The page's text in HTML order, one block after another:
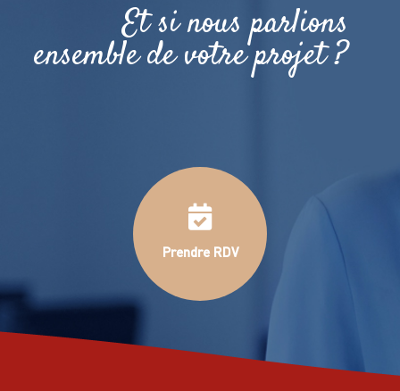
Et si nous parlions
ensemble de votre projet ?
Prendre RDV